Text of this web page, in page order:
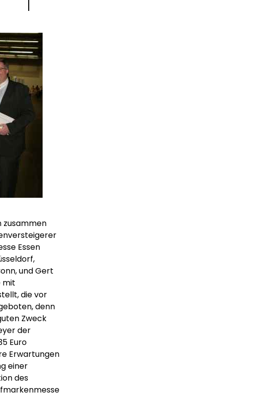
zusammen
Essen
und Gert
mit
die vor
denn
Zweck
der
Euro
Erwartungen
einer
des